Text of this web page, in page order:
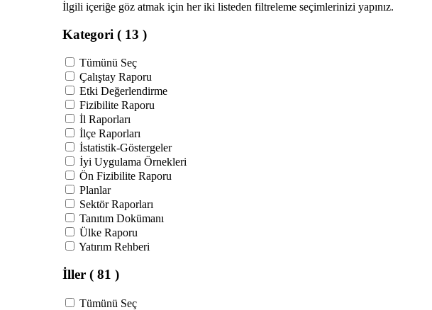
İlgili içeriğe göz atmak için her iki listeden filtreleme seçimlerinizi yapınız.
Kategori ( 13 )
Tümünü Seç
Çalıştay Raporu
Etki Değerlendirme
Fizibilite Raporu
İl Raporları
İlçe Raporları
İstatistik-Göstergeler
İyi Uygulama Örnekleri
Ön Fizibilite Raporu
Planlar
Sektör Raporları
Tanıtım Dokümanı
Ülke Raporu
Yatırım Rehberi
İller ( 81 )
Tümünü Seç